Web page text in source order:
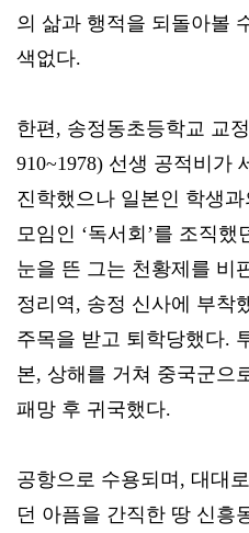
의 삶과 행적을 되돌아볼
색없다.
한편, 송정동초등학교 교
910~1978) 선생 공적비가
진학했으나 일본인 학생
모임인 ‘독서회’를 조직
눈을 뜬 그는 천황제를 비
정리역, 송정 신사에 부착
주목을 받고 퇴학당했다.
본, 상해를 거쳐 중국군으
패망 후 귀국했다.
공항으로 수용되며, 대대
던 아픔을 간직한 땅 신흥